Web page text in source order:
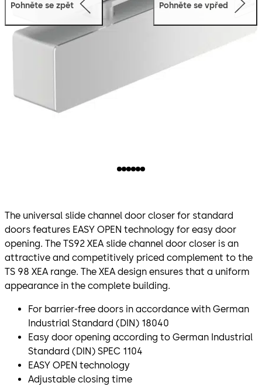
Pohněte se zpět Pohněte se vpřed
The universal slide channel door closer for standard
doors features EASY OPEN technology for easy door
opening. The TS92 XEA slide channel door closer is an
attractive and competitively priced complement to the
TS 98 XEA range. The XEA design ensures that a uniform
appearance in the complete building.
For barrier-free doors in accordance with German
Industrial Standard (DIN) 18040
Easy door opening according to German Industrial
Standard (DIN) SPEC 1104
EASY OPEN technology
Adjustable closing time